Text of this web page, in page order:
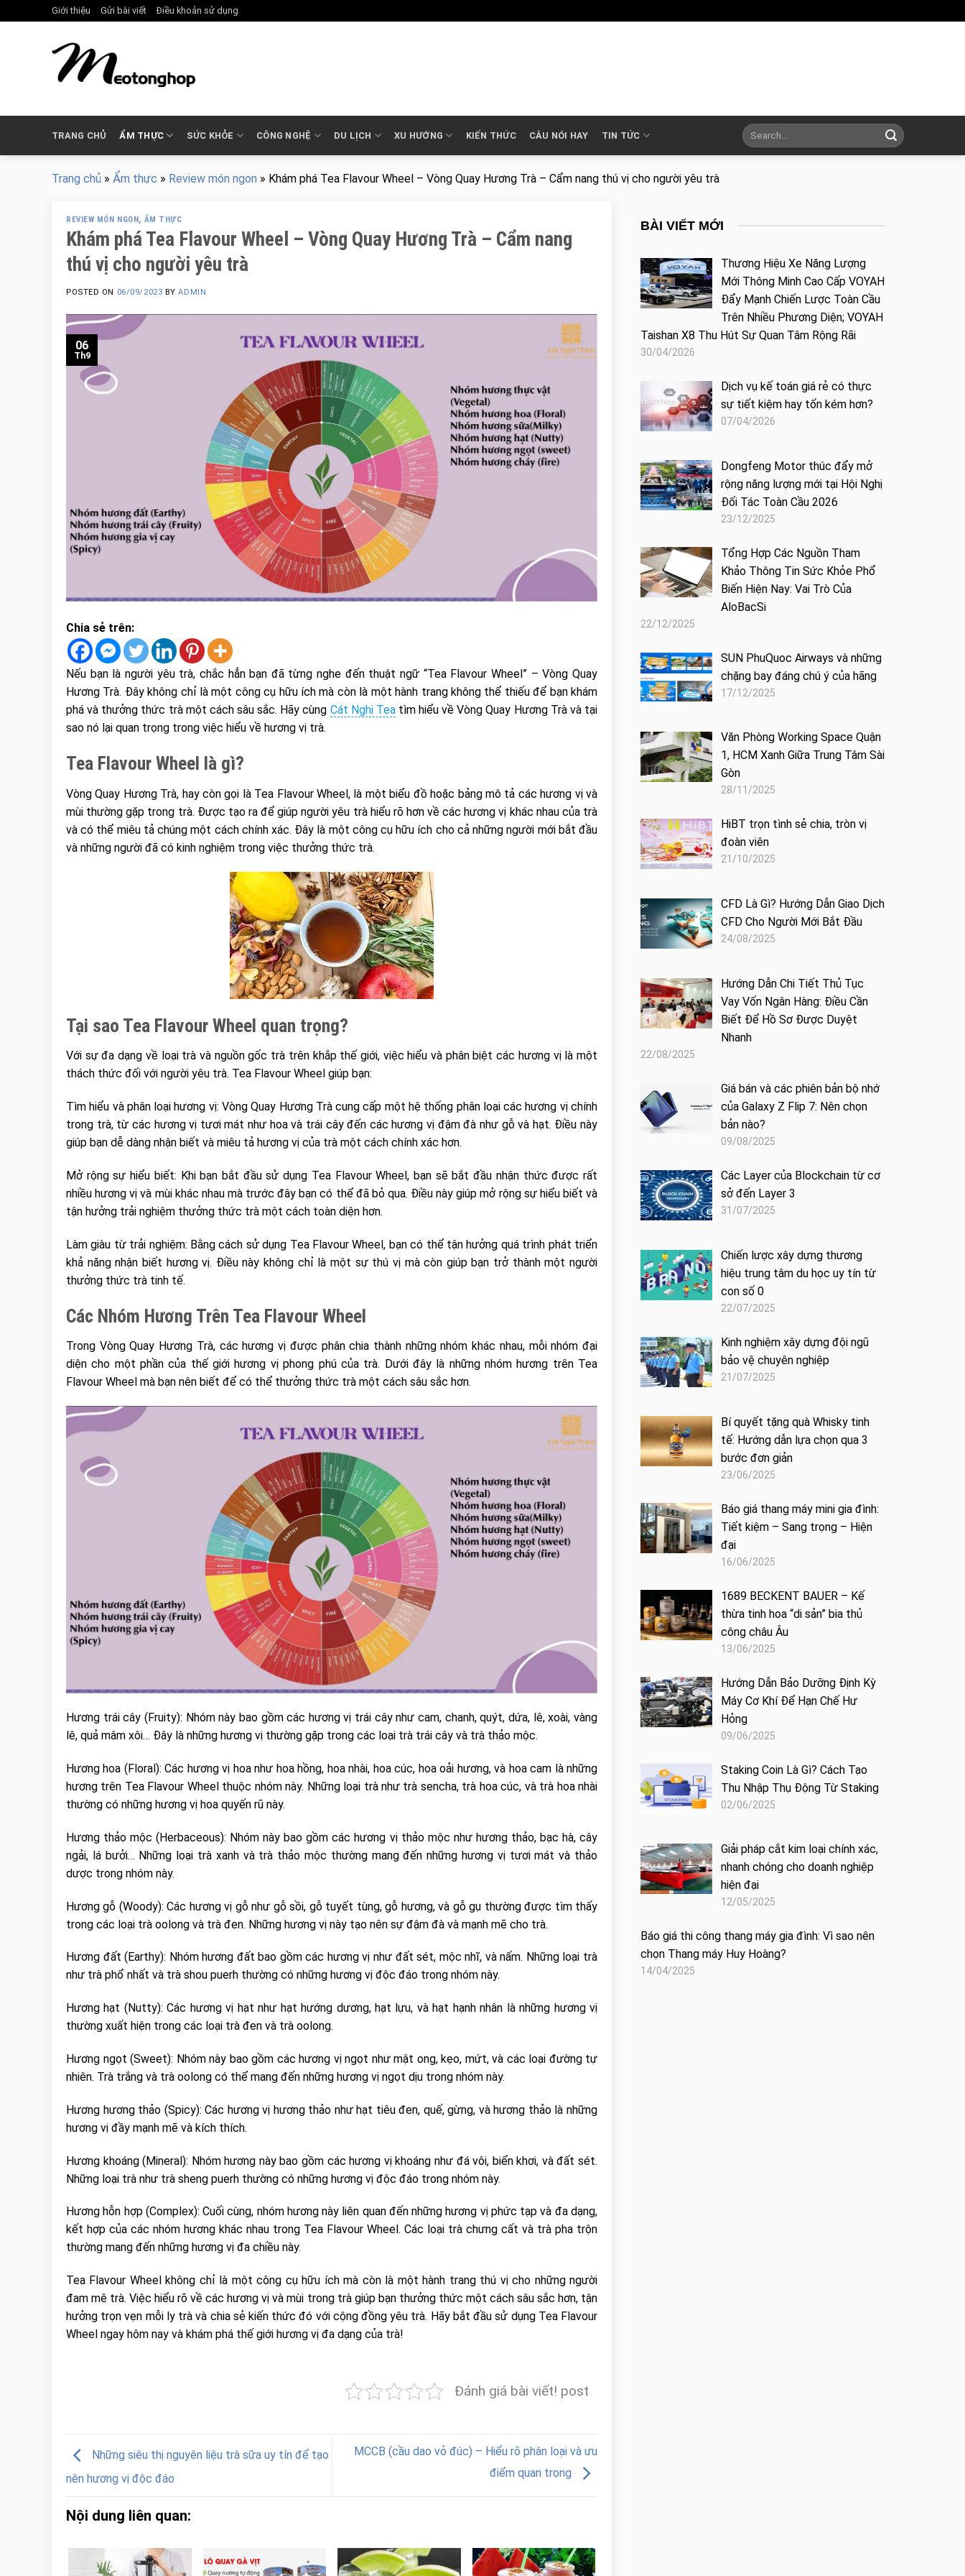
to
Giới thiệu Gửi bài viết Điều khoản sử dụng
TRANG CHỦ ẨM THỰC SỨC KHỎE CÔNG NGHỆ DU LỊCH XU HƯỚNG KIẾN THỨC CÂU NÓI HAY TIN TỨC
Trang chủ » Ẩm thực » Review món ngon » Khám phá Tea Flavour Wheel – Vòng Quay Hương Trà – Cẩm nang thú vị cho người yêu trà
REVIEW MÓN NGON, ẨM THỰC
Khám phá Tea Flavour Wheel – Vòng Quay Hương Trà – Cẩm nang
thú vị cho người yêu trà
POSTED ON 06/09/2023 BYADMIN
06
Th9
Chia sẻ trên:
Nếu bạn là người yêu trà, chắc hẳn bạn đã từng nghe đến thuật ngữ “Tea Flavour Wheel” – Vòng Quay
Hương Trà. Đây không chỉ là một công cụ hữu ích mà còn là một hành trang không thể thiếu để bạn khám
phá và thưởng thức trà một cách sâu sắc. Hãy cùng Cát Nghi Teatìm hiểu về Vòng Quay Hương Trà và tại
sao nó lại quan trọng trong việc hiểu về hương vị trà.
Tea Flavour Wheel là gì?
Vòng Quay Hương Trà, hay còn gọi là Tea Flavour Wheel, là một biểu đồ hoặc bảng mô tả các hương vị và
mùi thường gặp trong trà. Được tạo ra để giúp người yêu trà hiểu rõ hơn về các hương vị khác nhau của trà
và có thể miêu tả chúng một cách chính xác. Đây là một công cụ hữu ích cho cả những người mới bắt đầu
và những người đã có kinh nghiệm trong việc thưởng thức trà.
Tại sao Tea Flavour Wheel quan trọng?
Với sự đa dạng về loại trà và nguồn gốc trà trên khắp thế giới, việc hiểu và phân biệt các hương vị là một
thách thức đối với người yêu trà. Tea Flavour Wheel giúp bạn:
Tìm hiểu và phân loại hương vị: Vòng Quay Hương Trà cung cấp một hệ thống phân loại các hương vị chính
trong trà, từ các hương vị tươi mát như hoa và trái cây đến các hương vị đậm đà như gỗ và hạt. Điều này
giúp bạn dễ dàng nhận biết và miêu tả hương vị của trà một cách chính xác hơn.
Mở rộng sự hiểu biết: Khi bạn bắt đầu sử dụng Tea Flavour Wheel, bạn sẽ bắt đầu nhận thức được rất
nhiều hương vị và mùi khác nhau mà trước đây bạn có thể đã bỏ qua. Điều này giúp mở rộng sự hiểu biết và
tận hưởng trải nghiệm thưởng thức trà một cách toàn diện hơn.
Làm giàu từ trải nghiệm: Bằng cách sử dụng Tea Flavour Wheel, bạn có thể tận hưởng quá trình phát triển
khả năng nhận biết hương vị. Điều này không chỉ là một sự thú vị mà còn giúp bạn trở thành một người
thưởng thức trà tinh tế.
Các Nhóm Hương Trên Tea Flavour Wheel
Trong Vòng Quay Hương Trà, các hương vị được phân chia thành những nhóm khác nhau, mỗi nhóm đại
diện cho một phần của thế giới hương vị phong phú của trà. Dưới đây là những nhóm hương trên Tea
Flavour Wheel mà bạn nên biết để có thể thưởng thức trà một cách sâu sắc hơn.
Hương trái cây (Fruity): Nhóm này bao gồm các hương vị trái cây như cam, chanh, quýt, dứa, lê, xoài, vàng
lê, quả mâm xôi… Đây là những hương vị thường gặp trong các loại trà trái cây và trà thảo mộc.
Hương hoa (Floral): Các hương vị hoa như hoa hồng, hoa nhài, hoa cúc, hoa oải hương, và hoa cam là những
hương trên Tea Flavour Wheel thuộc nhóm này. Những loại trà như trà sencha, trà hoa cúc, và trà hoa nhài
thường có những hương vị hoa quyến rũ này.
Hương thảo mộc (Herbaceous): Nhóm này bao gồm các hương vị thảo mộc như hương thảo, bạc hà, cây
ngải, lá bưởi… Những loại trà xanh và trà thảo mộc thường mang đến những hương vị tươi mát và thảo
dược trong nhóm này.
Hương gỗ (Woody): Các hương vị gỗ như gỗ sồi, gỗ tuyết tùng, gỗ hương, và gỗ gụ thường được tìm thấy
trong các loại trà oolong và trà đen. Những hương vị này tạo nên sự đậm đà và mạnh mẽ cho trà.
Hương đất (Earthy): Nhóm hương đất bao gồm các hương vị như đất sét, mộc nhĩ, và nấm. Những loại trà
như trà phổ nhất và trà shou puerh thường có những hương vị độc đáo trong nhóm này.
Hương hạt (Nutty): Các hương vị hạt như hạt hướng dương, hạt lựu, và hạt hạnh nhân là những hương vị
thường xuất hiện trong các loại trà đen và trà oolong.
Hương ngọt (Sweet): Nhóm này bao gồm các hương vị ngọt như mật ong, kẹo, mứt, và các loại đường tự
nhiên. Trà trắng và trà oolong có thể mang đến những hương vị ngọt dịu trong nhóm này.
Hương hương thảo (Spicy): Các hương vị hương thảo như hạt tiêu đen, quế, gừng, và hương thảo là những
hương vị đầy mạnh mẽ và kích thích.
Hương khoáng (Mineral): Nhóm hương này bao gồm các hương vị khoáng như đá vôi, biển khơi, và đất sét.
Những loại trà như trà sheng puerh thường có những hương vị độc đáo trong nhóm này.
Hương hỗn hợp (Complex): Cuối cùng, nhóm hương này liên quan đến những hương vị phức tạp và đa dạng,
kết hợp của các nhóm hương khác nhau trong Tea Flavour Wheel. Các loại trà chưng cất và trà pha trộn
thường mang đến những hương vị đa chiều này.
Tea Flavour Wheel không chỉ là một công cụ hữu ích mà còn là một hành trang thú vị cho những người
đam mê trà. Việc hiểu rõ về các hương vị và mùi trong trà giúp bạn thưởng thức một cách sâu sắc hơn, tận
hưởng trọn vẹn mỗi ly trà và chia sẻ kiến thức đó với cộng đồng yêu trà. Hãy bắt đầu sử dụng Tea Flavour
Wheel ngay hôm nay và khám phá thế giới hương vị đa dạng của trà!
Đánh giá bài viết! post
Những siêu thị nguyên liệu trà sữa uy tín để tạo
nên hương vị độc đáo
MCCB (cầu dao vỏ đúc) – Hiểu rõ phân loại và ưu
điểm quan trọng
Nội dung liên quan:
BÀI VIẾT MỚI
Thương Hiệu Xe Năng Lượng
Mới Thông Minh Cao Cấp VOYAH
Đẩy Mạnh Chiến Lược Toàn Cầu
Trên Nhiều Phương Diện; VOYAH
Taishan X8 Thu Hút Sự Quan Tâm Rộng Rãi
30/04/2026
Dịch vụ kế toán giá rẻ có thực
sự tiết kiệm hay tốn kém hơn?
07/04/2026
Dongfeng Motor thúc đẩy mở
rộng năng lượng mới tại Hội Nghị
Đối Tác Toàn Cầu 2026
23/12/2025
Tổng Hợp Các Nguồn Tham
Khảo Thông Tin Sức Khỏe Phổ
Biến Hiện Nay: Vai Trò Của
AloBacSi
22/12/2025
SUN PhuQuoc Airways và những
chặng bay đáng chú ý của hãng
17/12/2025
Văn Phòng Working Space Quận
1, HCM Xanh Giữa Trung Tâm Sài
Gòn
28/11/2025
HiBT trọn tình sẻ chia, tròn vị
đoàn viên
21/10/2025
CFD Là Gì? Hướng Dẫn Giao Dịch
CFD Cho Người Mới Bắt Đầu
24/08/2025
Hướng Dẫn Chi Tiết Thủ Tục
Vay Vốn Ngân Hàng: Điều Cần
Biết Để Hồ Sơ Được Duyệt
Nhanh
22/08/2025
Giá bán và các phiên bản bộ nhớ
của Galaxy Z Flip 7: Nên chọn
bản nào?
09/08/2025
Các Layer của Blockchain từ cơ
sở đến Layer 3
31/07/2025
Chiến lược xây dựng thương
hiệu trung tâm du học uy tín từ
con số 0
22/07/2025
Kinh nghiệm xây dựng đội ngũ
bảo vệ chuyên nghiệp
21/07/2025
Bí quyết tặng quà Whisky tinh
tế: Hướng dẫn lựa chọn qua 3
bước đơn giản
23/06/2025
Báo giá thang máy mini gia đình:
Tiết kiệm – Sang trọng – Hiện
đại
16/06/2025
1689 BECKENT BAUER – Kế
thừa tinh hoa “di sản” bia thủ
công châu Âu
13/06/2025
Hướng Dẫn Bảo Dưỡng Định Kỳ
Máy Cơ Khí Để Hạn Chế Hư
Hỏng
09/06/2025
Staking Coin Là Gì? Cách Tạo
Thu Nhập Thụ Động Từ Staking
02/06/2025
Giải pháp cắt kim loại chính xác,
nhanh chóng cho doanh nghiệp
hiện đại
12/05/2025
Báo giá thi công thang máy gia đình: Vì sao nên
chọn Thang máy Huy Hoàng?
14/04/2025